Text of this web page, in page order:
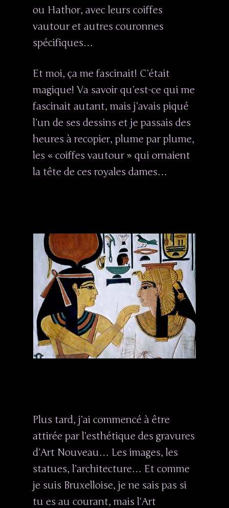
ou Hathor, avec leurs coiffes
vautour et autres couronnes
spécifiques…
Et moi, ça me fascinait! C’était
magique! Va savoir qu’est-ce qui me
fascinait autant, mais j’avais piqué
l’un de ses dessins et je passais des
heures à recopier, plume par plume,
les « coiffes vautour » qui ornaient
la tête de ces royales dames…
Plus tard, j’ai commencé à être
attirée par l’esthétique des gravures
d’Art Nouveau… Les images, les
statues, l’architecture… Et comme
je suis Bruxelloise, je ne sais pas si
tu es au courant, mais l’Art